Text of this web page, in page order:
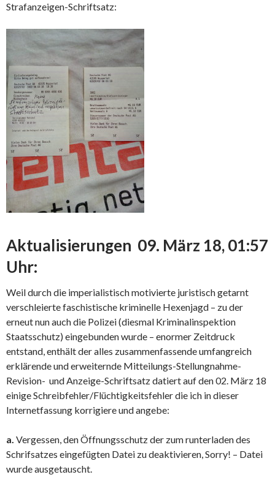
Strafanzeigen-Schriftsatz:
Aktualisierungen 09. März 18, 01:57
Uhr:
Weil durch die imperialistisch motivierte juristisch getarnt
verschleierte faschistische kriminelle Hexenjagd – zu der
erneut nun auch die Polizei (diesmal Kriminalinspektion
Staatsschutz) eingebunden wurde – enormer Zeitdruck
entstand, enthält der alles zusammenfassende umfangreich
erklärende und erweiternde Mitteilungs-Stellungnahme-
Revision- und Anzeige-Schriftsatz datiert auf den 02. März 18
einige Schreibfehler/Flüchtigkeitsfehler die ich in dieser
Internetfassung korrigiere und angebe:
a. Vergessen, den Öffnungsschutz der zum runterladen des
Schrifsatzes eingefügten Datei zu deaktivieren, Sorry! – Datei
wurde ausgetauscht.